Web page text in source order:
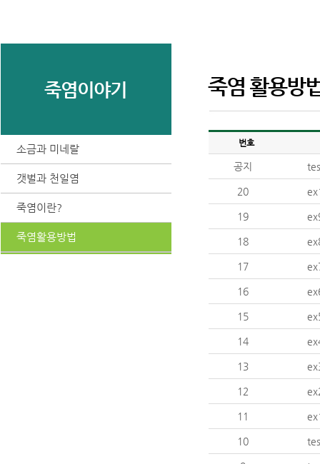
죽염이야기
소금과 미네랄
갯벌과 천일염
죽염이란?
죽염활용방법
죽염 활용방
번호
공지
20
19
18
17
16
15
14
13
12
11
10